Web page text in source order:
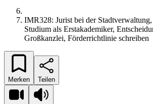
IMR328: Jurist bei der
Studium als Erstakademiker,
Großkanzlei, Förderrichtlinie schreiben
Merken Teilen